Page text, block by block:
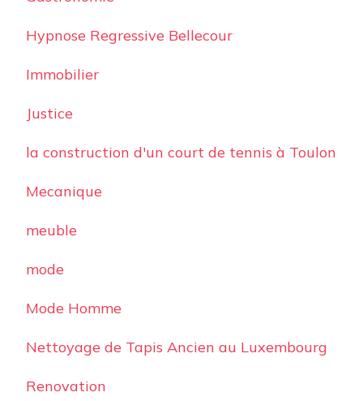
Hypnose Regressive Bellecour
Immobilier
Justice
la construction d'un court de tennis à Toulon
Mecanique
meuble
mode
Mode Homme
Nettoyage de Tapis Ancien au Luxembourg
Renovation